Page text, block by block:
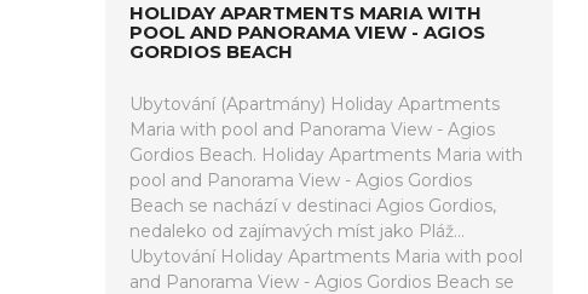
HOLIDAY APARTMENTS MARIA WITH
POOL AND PANORAMA VIEW - AGIOS
GORDIOS BEACH
Ubytování (Apartmány) Holiday Apartments
Maria with pool and Panorama View - Agios
Gordios Beach. Holiday Apartments Maria with
pool and Panorama View - Agios Gordios
Beach se nachází v destinaci Agios Gordios,
nedaleko od zajímavých míst jako Pláž...
Ubytování Holiday Apartments Maria with pool
and Panorama View - Agios Gordios Beach se